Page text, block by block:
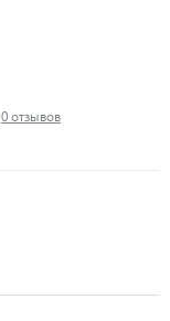
0 отзывов